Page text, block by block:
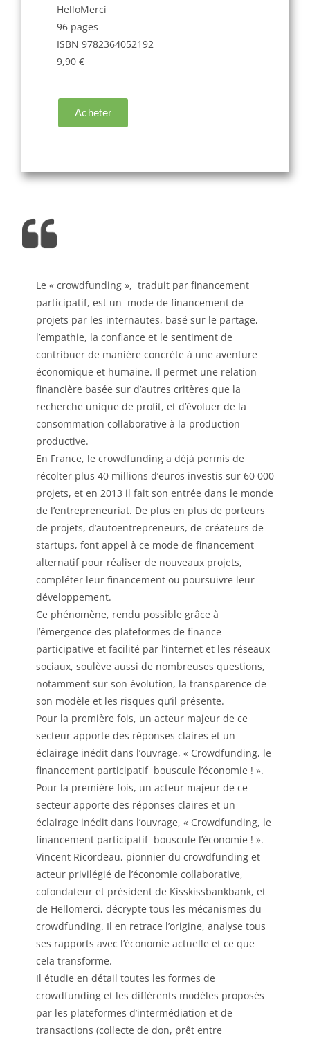
HelloMerci
96 pages
ISBN 9782364052192
9,90 €
Le « crowdfunding », traduit par financement
participatif, est un mode de financement de
projets par les internautes, basé sur le partage,
l’empathie, la confiance et le sentiment de
contribuer de manière concrète à une aventure
économique et humaine. Il permet une relation
financière basée sur d’autres critères que la
recherche unique de profit, et d’évoluer de la
consommation collaborative à la production
productive.
En France, le crowdfunding a déjà permis de
récolter plus 40 millions d’euros investis sur 60 000
projets, et en 2013 il fait son entrée dans le monde
de l’entrepreneuriat. De plus en plus de porteurs
de projets, d’autoentrepreneurs, de créateurs de
startups, font appel à ce mode de financement
alternatif pour réaliser de nouveaux projets,
compléter leur financement ou poursuivre leur
développement.
Ce phénomène, rendu possible grâce à
l’émergence des plateformes de finance
participative et facilité par l’internet et les réseaux
sociaux, soulève aussi de nombreuses questions,
notamment sur son évolution, la transparence de
son modèle et les risques qu’il présente.
Pour la première fois, un acteur majeur de ce
secteur apporte des réponses claires et un
éclairage inédit dans l’ouvrage, « Crowdfunding, le
financement participatif bouscule l’économie ! ».
Pour la première fois, un acteur majeur de ce
secteur apporte des réponses claires et un
éclairage inédit dans l’ouvrage, « Crowdfunding, le
financement participatif bouscule l’économie ! ».
Vincent Ricordeau, pionnier du crowdfunding et
acteur privilégié de l’économie collaborative,
cofondateur et président de Kisskissbankbank, et
de Hellomerci, décrypte tous les mécanismes du
crowdfunding. Il en retrace l’origine, analyse tous
ses rapports avec l’économie actuelle et ce que
cela transforme.
Il étudie en détail toutes les formes de
crowdfunding et les différents modèles proposés
par les plateformes d’intermédiation et de
transactions (collecte de don, prêt entre